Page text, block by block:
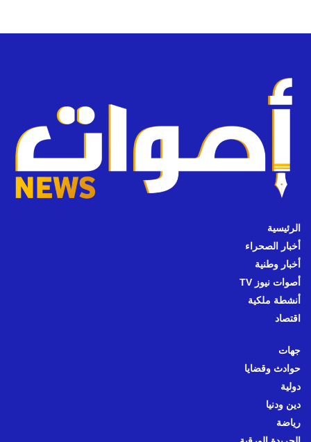
الرئيسية
أخبار الصحراء
أخبار وطنية
أصوات نيوز TV
أنشطة ملكية
اقتصاد
جهات
حوادث وقضايا
دولية
دين ودنيا
رياضة